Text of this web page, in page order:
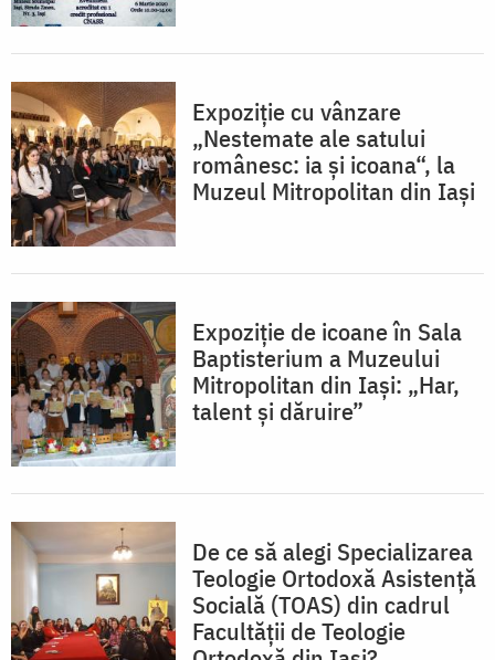
Expoziţie cu vânzare
„Nestemate ale satului
românesc: ia şi icoana“, la
Muzeul Mitropolitan din Iaşi
Expoziție de icoane în Sala
Baptisterium a Muzeului
Mitropolitan din Iași: „Har,
talent și dăruire”
De ce să alegi Specializarea
Teologie Ortodoxă Asistență
Socială (TOAS) din cadrul
Facultății de Teologie